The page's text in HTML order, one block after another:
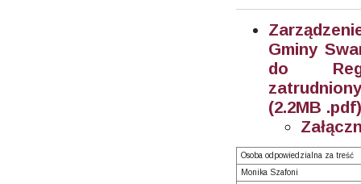
Gminy
do
(2.2MB
Osoba odpowiedzialna za treść
Monika Szafoni